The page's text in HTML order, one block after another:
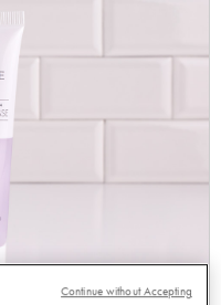
Continue without Accepting